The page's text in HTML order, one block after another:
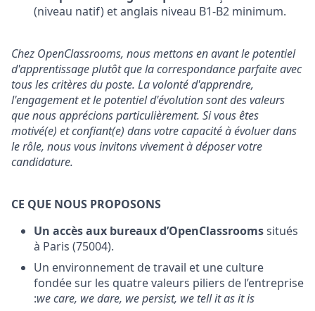
(niveau natif) et anglais niveau B1-B2 minimum.
Chez OpenClassrooms, nous mettons en avant le potentiel
d'apprentissage plutôt que la correspondance parfaite avec
tous les critères du poste. La volonté d'apprendre,
l'engagement et le potentiel d'évolution sont des valeurs
que nous apprécions particulièrement. Si vous êtes
motivé(e) et confiant(e) dans votre capacité à évoluer dans
le rôle, nous vous invitons vivement à déposer votre
candidature.
CE QUE NOUS PROPOSONS
Un accès aux bureaux d’OpenClassroomssitués
à Paris (75004).
Un environnement de travail et une culture
fondée sur les quatre valeurs piliers de l’entreprise
:we care, we dare, we persist, we tell it as it is